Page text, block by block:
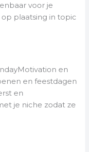
voor je
plaatsing in topic
en
en feestdagen
en
je niche zodat ze